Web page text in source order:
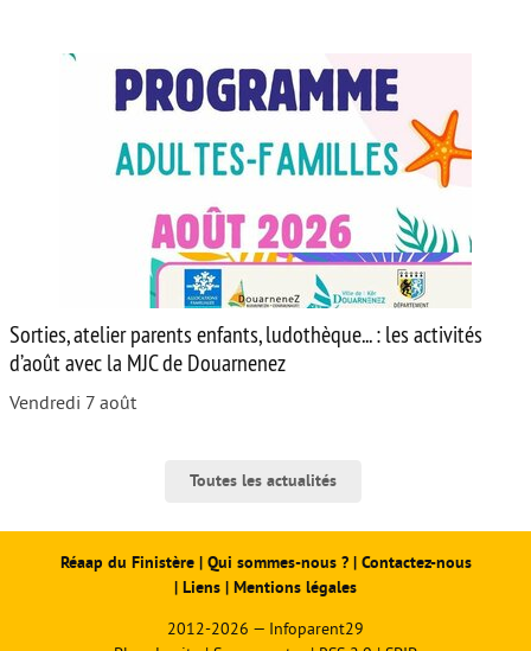
Sorties, atelier parents enfants, ludothèque... : les activités
d’août avec la MJC de Douarnenez
Vendredi 7 août
Toutes les actualités
Réaap du Finistère| Qui sommes-nous ? | Contactez-nous
| Liens | Mentions légales
2012-2026 — Infoparent29